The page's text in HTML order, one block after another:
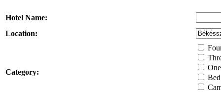
Hotel Name:
Location:
Category: